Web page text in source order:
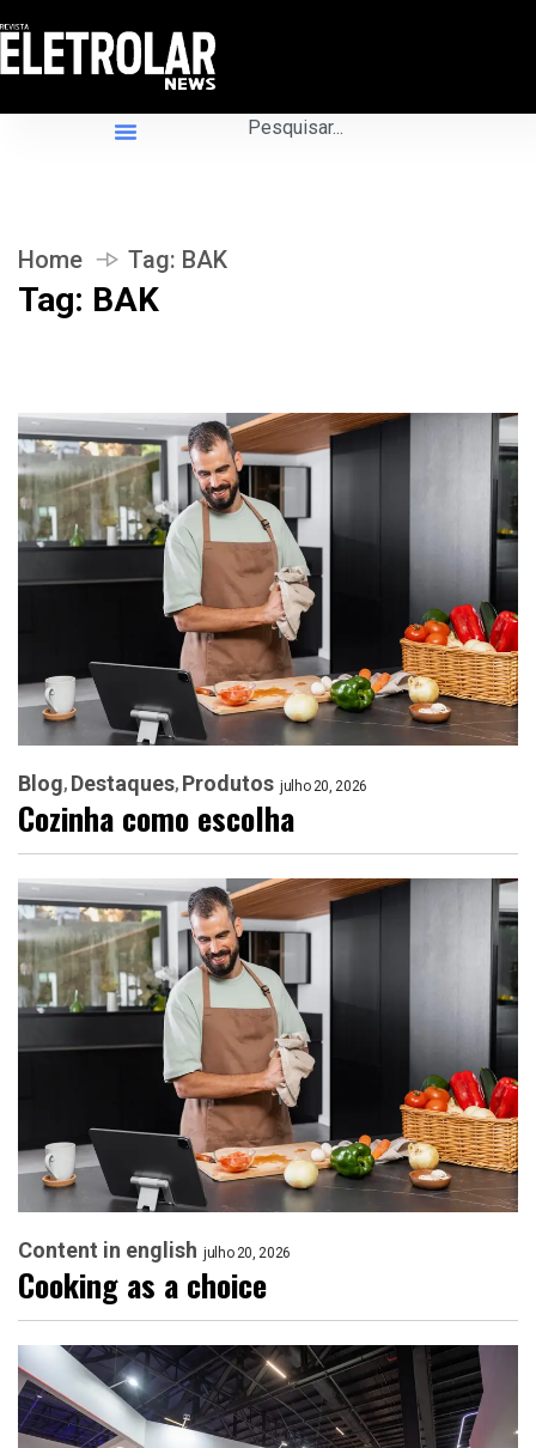
Home Tag: BAK
Tag: BAK
Blog Destaques Produtos julho 20, 2026
Cozinha como escolha
Content in english julho 20, 2026
Cooking as a choice